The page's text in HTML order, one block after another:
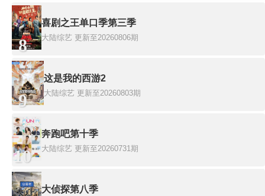
8
喜剧之王单口季第三季
大陆综艺 更新至20260806期
9
这是我的西游2
大陆综艺 更新至20260803期
10
奔跑吧第十季
大陆综艺 更新至20260731期
大侦探第八季